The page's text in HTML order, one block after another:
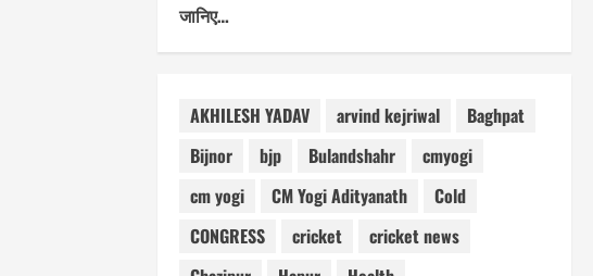
जानिए…
AKHILESH YADAV arvind kejriwal
Baghpat
Bijnor
bjp Bulandshahr
cmyogi
cm yogi
CM Yogi Adityanath
Cold
CONGRESS
cricket
cricket news